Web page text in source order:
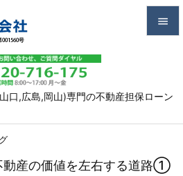
口,広島,岡山)専門の不動産担保ローン

サイド


次へ
動産の価値を左右する道路①